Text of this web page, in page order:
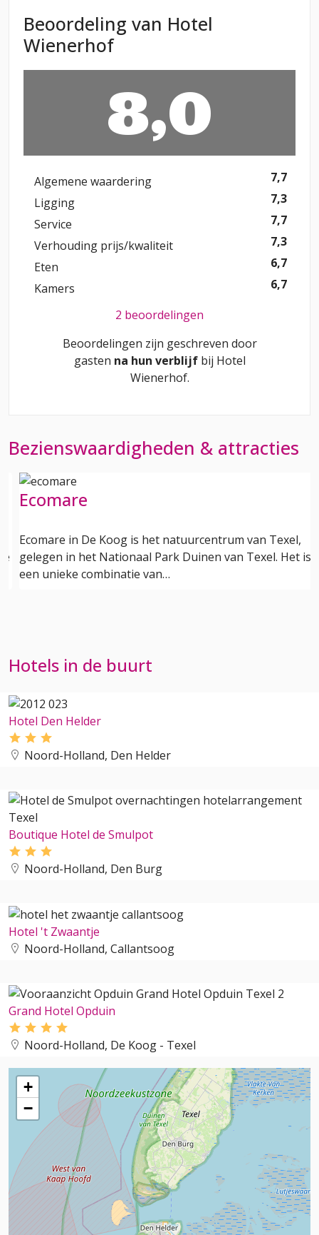
Beoordeling van Hotel
Wienerhof
8,0
Algemene waardering
7,7
Ligging
7,3
Service
7,7
Verhouding prijs/kwaliteit
7,3
Eten
6,7
Kamers
6,7
2 beoordelingen
Beoordelingen zijn geschreven door
gasten na hun verblijf bij Hotel
Wienerhof.
Bezienswaardigheden & attracties
Ecomare
Ecomare in De Koog is het natuurcentrum van Texel,
gelegen in het Nationaal Park Duinen van Texel. Het is
een unieke combinatie van…
Hotels in de buurt
Hotel Den Helder
Noord-Holland, Den Helder
Boutique Hotel de Smulpot
Noord-Holland, Den Burg
Hotel 't Zwaantje
Noord-Holland, Callantsoog
Grand Hotel Opduin
Noord-Holland, De Koog - Texel
+
−